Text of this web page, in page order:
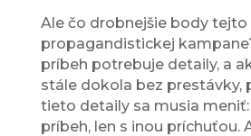
Ale čo drobnejšie body tejto
propagandistickej
príbeh potrebuje detaily, a
stále dokola bez prestávky,
tieto detaily sa musia
príbeh, len s inou príchuťou.